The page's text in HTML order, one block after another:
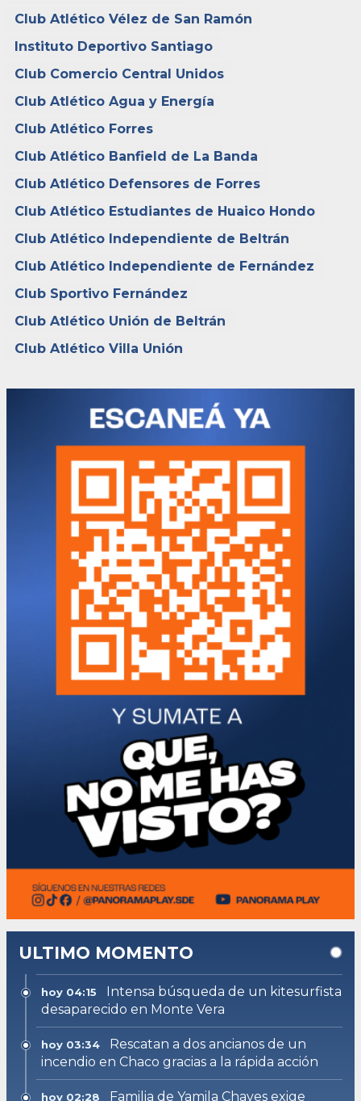
Club Atlético Vélez de San Ramón
Instituto Deportivo Santiago
Club Comercio Central Unidos
Club Atlético Agua y Energía
Club Atlético Forres
Club Atlético Banfield de La Banda
Club Atlético Defensores de Forres
Club Atlético Estudiantes de Huaico Hondo
Club Atlético Independiente de Beltrán
Club Atlético Independiente de Fernández
Club Sportivo Fernández
Club Atlético Unión de Beltrán
Club Atlético Villa Unión
ULTIMO MOMENTO
hoy 04:15
Intensa búsqueda de un kitesurfista
desaparecido en Monte Vera
hoy 03:34
Rescatan a dos ancianos de un
incendio en Chaco gracias a la rápida acción
hoy 02:28 Familia de Yamila Chaves exige